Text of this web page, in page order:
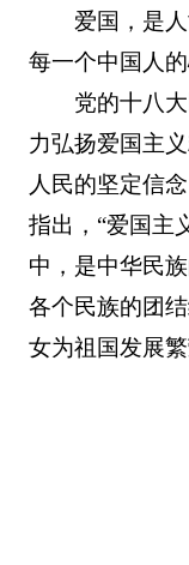
爱国，是
每一个中国人
党的十八
力弘扬爱国主
人民的坚定信
指出，“爱国主
中，是中华民
各个民族的团
女为祖国发展